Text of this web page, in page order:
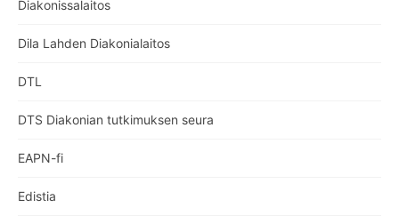
Diakonissalaitos
Dila Lahden Diakonialaitos
DTL
DTS Diakonian tutkimuksen seura
EAPN-fi
Edistia